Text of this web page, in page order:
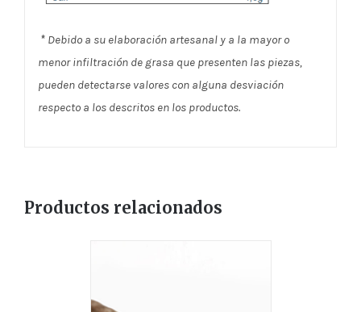
*Debido a su elaboración artesanal y a la mayor o
menor infiltración de grasa que presenten las piezas,
pueden detectarse valores con alguna desviación
respecto a los descritos en los productos.
Productos relacionados